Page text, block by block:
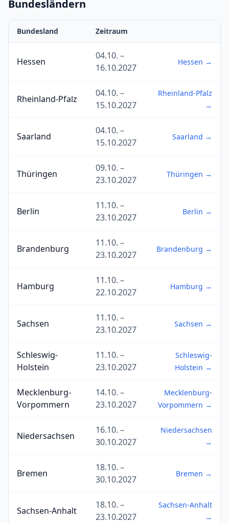
Bundesländern
Bundesland Zeitraum
Hessen
04.10. –
16.10.2027
Hessen →
Rheinland-Pfalz
04.10. –
15.10.2027
Rheinland-Pfalz
→
Saarland
04.10. –
15.10.2027
Saarland →
Thüringen
09.10. –
23.10.2027
Thüringen →
Berlin
11.10. –
23.10.2027
Berlin →
Brandenburg
11.10. –
23.10.2027
Brandenburg →
Hamburg
11.10. –
22.10.2027
Hamburg →
Sachsen
11.10. –
23.10.2027
Sachsen →
Schleswig-
Holstein
11.10. –
23.10.2027
Schleswig-
Holstein →
Mecklenburg-
Vorpommern
14.10. –
23.10.2027
Mecklenburg-
Vorpommern →
Niedersachsen
16.10. –
30.10.2027
Niedersachsen
→
Bremen
18.10. –
30.10.2027
Bremen →
Sachsen-Anhalt
18.10. –
23.10.2027
Sachsen-Anhalt
→